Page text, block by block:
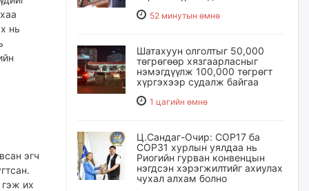
нь
эгч
их
52 минутын өмнө
Шатахуун олголтыг 50,000
төгрөгөөр хязгаарласныг
нэмэгдүүлж 100,000 төгрөгт
хүргэхээр судалж байгаа
1 цагийн өмнө
Ц.Сандаг-Очир: COP17 ба
COP31 хурлын уялдаа нь
Риогийн гурван конвенцын
нэгдсэн хэрэгжилтийг ахиулах
чухал алхам болно